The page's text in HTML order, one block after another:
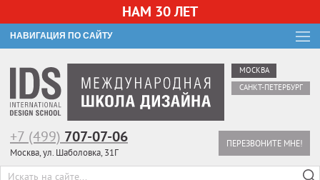
НАМ 30 ЛЕТ
НАВИГАЦИЯ ПО САЙТУ
МОСКВА
САНКТ-ПЕТЕРБУРГ
ПЕРЕЗВОНИТЕ МНЕ!
+7 (499) 707-07-06
Москва, ул. Шаболовка, 31Г